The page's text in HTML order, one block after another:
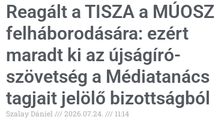
Reagált a TISZA a MÚOSZ
felháborodására: ezért
maradt ki az újságíró-
szövetség a Médiatanács
tagjait jelölő bizottságból
Szalay Dániel 2026.07.24. 11:14